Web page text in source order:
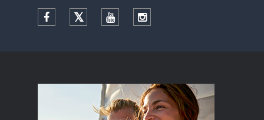
Facebook TwitterYouTubeInstagram